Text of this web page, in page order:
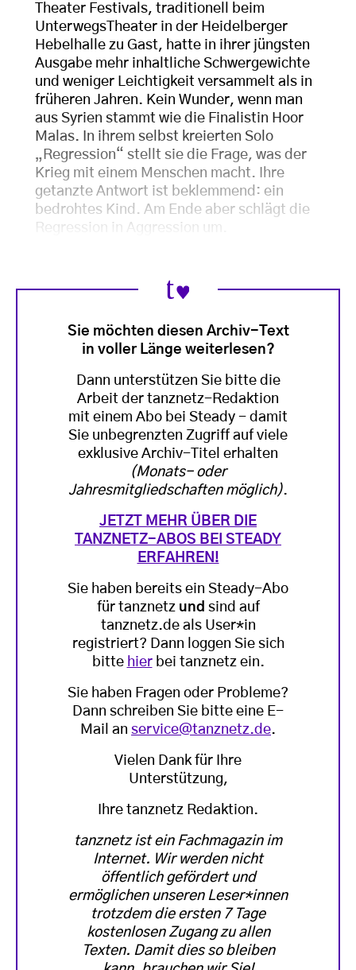
Theater Festivals, traditionell beim
UnterwegsTheater in der Heidelberger
Hebelhalle zu Gast, hatte in ihrer jüngsten
Ausgabe mehr inhaltliche Schwergewichte
und weniger Leichtigkeit versammelt als in
früheren Jahren. Kein Wunder, wenn man
aus Syrien stammt wie die Finalistin Hoor
Malas. In ihrem selbst kreierten Solo
„Regression“ stellt sie die Frage, was der
Krieg mit einem Menschen macht. Ihre
getanzte Antwort ist beklemmend: ein
bedrohtes Kind. Am Ende aber schlägt die
Regression in Aggression um.
Sie möchten diesen Archiv-Text
in voller Länge weiterlesen?
Dann unterstützen Sie bitte die
Arbeit der tanznetz-Redaktion
mit einem Abo bei Steady - damit
Sie unbegrenzten Zugriff auf viele
exklusive Archiv-Titel erhalten
(Monats- oder
Jahresmitgliedschaften möglich).
JETZT MEHR ÜBER DIE
TANZNETZ-ABOS BEI STEADY
ERFAHREN!
Sie haben bereits ein Steady-Abo
für tanznetz und sind auf
tanznetz.de als User*in
registriert? Dann loggen Sie sich
bitte hierbei tanznetz ein.
Sie haben Fragen oder Probleme?
Dann schreiben Sie bitte eine E-
Mail an service@tanznetz.de.
Vielen Dank für Ihre
Unterstützung,
Ihre tanznetz Redaktion.
tanznetz ist ein Fachmagazin im
Internet. Wir werden nicht
öffentlich gefördert und
ermöglichen unseren Leser*innen
trotzdem die ersten 7 Tage
kostenlosen Zugang zu allen
Texten. Damit dies so bleiben